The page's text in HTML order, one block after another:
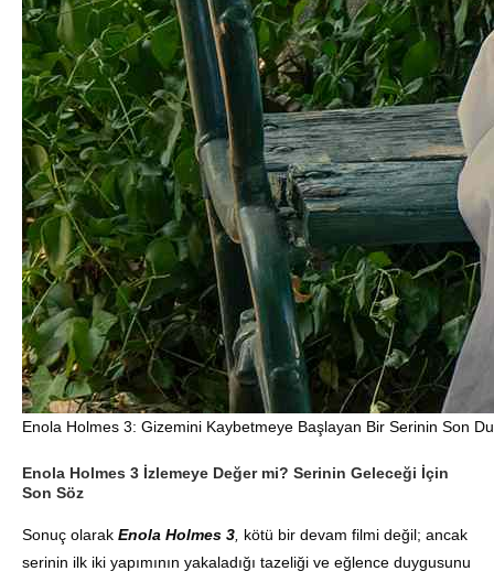
Enola Holmes 3: Gizemini Kaybetmeye Başlayan Bir Serinin Son
Enola Holmes 3 İzlemeye Değer mi? Serinin Geleceği İçin
Son Söz
Sonuç olarak Enola Holmes 3 kötü bir devam filmi değil; ancak
serinin ilk iki yapımının yakaladığı tazeliği ve eğlence duygusunu